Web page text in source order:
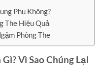
Phụ Không?
The Hiệu Quả
Phòng The
Vì Sao Chúng Lại